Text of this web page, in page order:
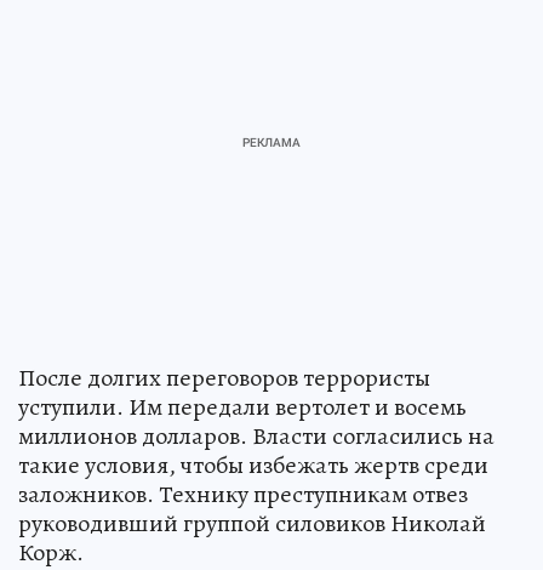
После долгих переговоров террористы
уступили. Им передали вертолет и восемь
миллионов долларов. Власти согласились на
такие условия, чтобы избежать жертв среди
заложников. Технику преступникам отвез
руководивший группой силовиков Николай
Корж.